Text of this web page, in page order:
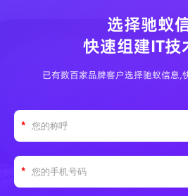
选择驰蚁
快速组建IT技
已有数百家品牌客户选择驰蚁信息,